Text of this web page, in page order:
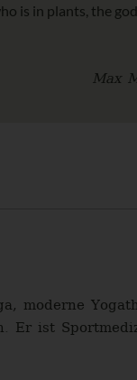
is in plants, the
Max
moderne
Er ist